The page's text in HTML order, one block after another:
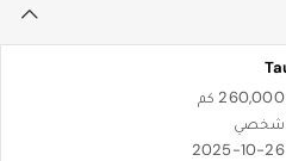
260,000 كم
شخصي
2025-10-26